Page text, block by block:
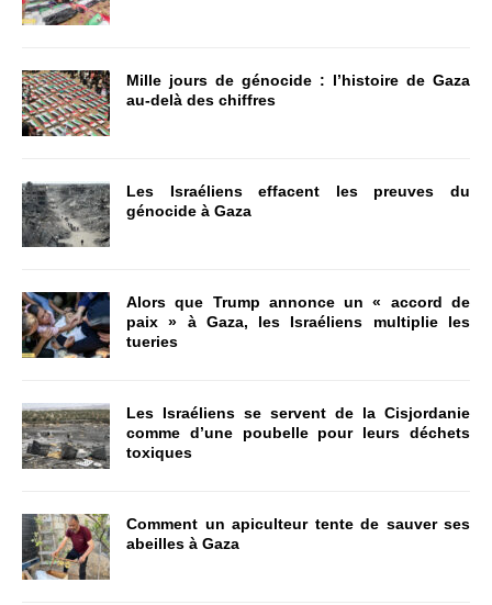
Mille jours de génocide : l’histoire de Gaza
au-delà des chiffres
Les Israéliens effacent les preuves du
génocide à Gaza
Alors que Trump annonce un « accord de
paix » à Gaza, les Israéliens multiplie les
tueries
Les Israéliens se servent de la Cisjordanie
comme d’une poubelle pour leurs déchets
toxiques
Comment un apiculteur tente de sauver ses
abeilles à Gaza